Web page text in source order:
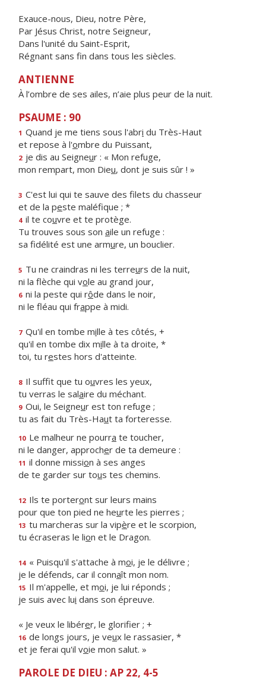
Exauce-nous, Dieu, notre Père,
Par Jésus Christ, notre Seigneur,
Dans l'unité du Saint-Esprit,
Régnant sans fin dans tous les siècles.
ANTIENNE
À l’ombre de ses ailes, n’aie plus peur de la nuit.
PSAUME : 90
1 Quand je me tiens sous l'abri du Très-Haut
et repose à l'ombre du Puissant,
2 je dis au Seigneur : « Mon refuge,
mon rempart, mon Dieu, dont je suis sûr ! »
3 C'est lui qui te sauve des filets du chasseur
et de la peste maléfique ; *
4 il te couvre et te protège.
Tu trouves sous son aile un refuge :
sa fidélité est une armure, un bouclier.
5 Tu ne craindras ni les terreurs de la nuit,
ni la flèche qui vole au grand jour,
6 ni la peste qui rôde dans le noir,
ni le fléau qui frappe à midi.
7 Qu'il en tombe mille à tes côtés, +
qu'il en tombe dix mille à ta droite, *
toi, tu restes hors d'atteinte.
8 Il suffit que tu ouvres les yeux,
tu verras le salaire du méchant.
9 Oui, le Seigneur est ton refuge ;
tu as fait du Très-Haut ta forteresse.
10 Le malheur ne pourra te toucher,
ni le danger, approcher de ta demeure :
11 il donne mission à ses anges
de te garder sur tous tes chemins.
12 Ils te porteront sur leurs mains
pour que ton pied ne heurte les pierres ;
13 tu marcheras sur la vipère et le scorpion,
tu écraseras le lion et le Dragon.
14 « Puisqu'il s'attache à moi, je le délivre ;
je le défends, car il connaît mon nom.
15 Il m'appelle, et moi, je lui réponds ;
je suis avec lui dans son épreuve.
« Je veux le libérer, le glorifier ; +
16 de longs jours, je veux le rassasier, *
et je ferai qu'il voie mon salut. »
PAROLE DE DIEU : AP 22, 4-5